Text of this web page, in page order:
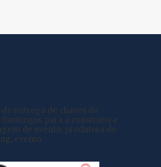
entrega de chaves do
para a construtora
de evento, produtora de
evento